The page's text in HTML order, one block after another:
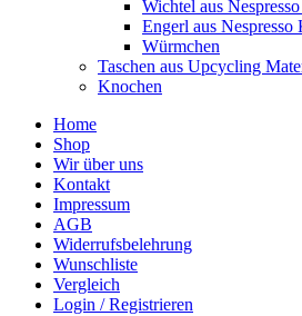
Wichtel aus
Engerl aus Nespresso
Würmchen
Taschen aus Upcycling
Knochen
Home
Shop
Wir über uns
Kontakt
Impressum
AGB
Widerrufsbelehrung
Wunschliste
Vergleich
Login / Registrieren